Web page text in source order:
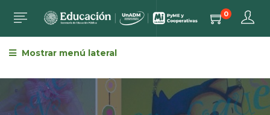
0
Mostrar menú lateral